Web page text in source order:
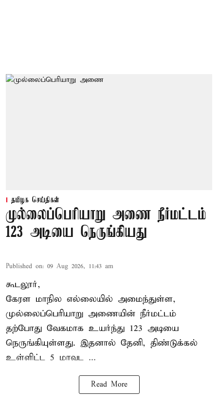
தமிழக செய்திகள்
முல்லைப்பெரியாறு அணை நீர்மட்டம்
123 அடியை நெருங்கியது
Published on: 09 Aug 2026, 11:43 am
கூடலூர்,
கேரள மாநில எல்லையில் அமைந்துள்ள,
முல்லைப்பெரியாறு அணையின் நீர்மட்டம்
தற்போது வேகமாக உயர்ந்து 123 அடியை
நெருங்கியுள்ளது. இதனால் தேனி, திண்டுக்கல்
உள்ளிட்ட 5 மாவட ...
Read More